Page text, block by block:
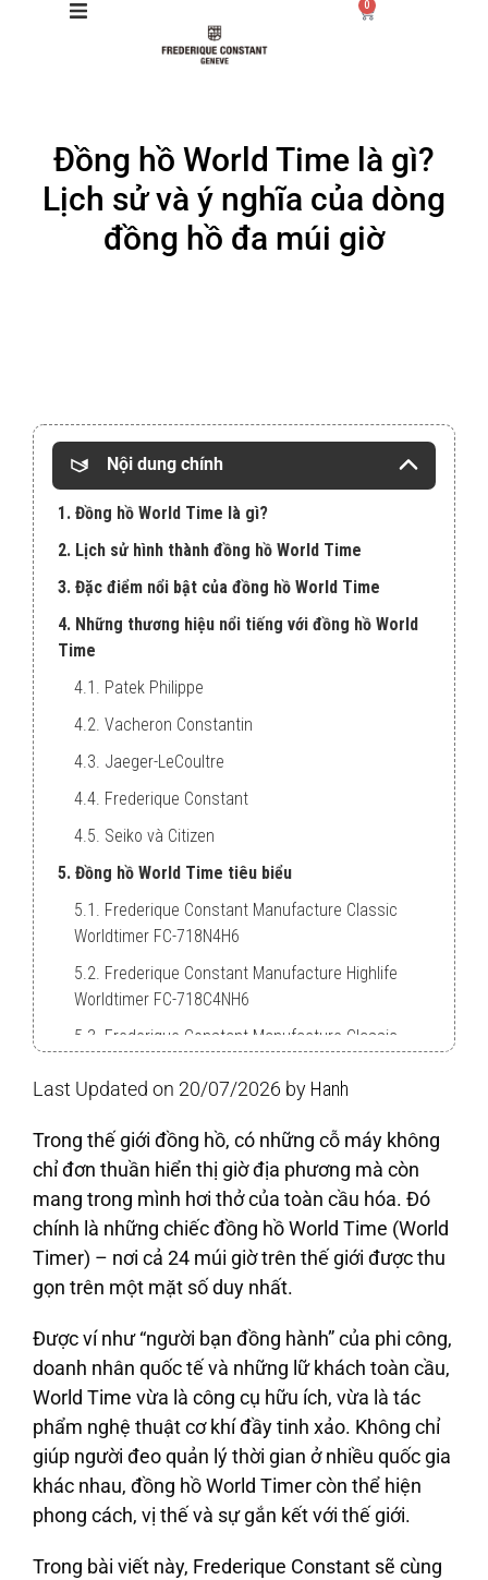
Manufacture
0
Đồng hồ World Time là gì?
Lịch sử và ý nghĩa của dòng
đồng hồ đa múi giờ
Nội dung chính
1. Đồng hồ World Time là gì?
2. Lịch sử hình thành đồng hồ World Time
3. Đặc điểm nổi bật của đồng hồ World Time
4. Những thương hiệu nổi tiếng với đồng hồ World
Time
4.1. Patek Philippe
4.2. Vacheron Constantin
4.3. Jaeger-LeCoultre
4.4. Frederique Constant
4.5. Seiko và Citizen
5. Đồng hồ World Time tiêu biểu
5.1. Frederique Constant Manufacture Classic
Worldtimer FC-718N4H6
5.2. Frederique Constant Manufacture Highlife
Worldtimer FC-718C4NH6
5.3. Frederique Constant Manufacture Classic
5.4. Frederique Constant Manufacture Classic
Worldtimer FC-718WM4H4
5.5. Frederique Constant Manufacture Classic
Worldtimer FC-718KWM4H6
Last Updated on 20/07/2026 by Hanh
Trong thế giới đồng hồ, có những cỗ máy không
chỉ đơn thuần hiển thị giờ địa phương mà còn
mang trong mình hơi thở của toàn cầu hóa. Đó
chính là những chiếc đồng hồ World Time (World
Timer) – nơi cả 24 múi giờ trên thế giới được thu
gọn trên một mặt số duy nhất.
Được ví như “người bạn đồng hành” của phi công,
doanh nhân quốc tế và những lữ khách toàn cầu,
World Time vừa là công cụ hữu ích, vừa là tác
phẩm nghệ thuật cơ khí đầy tinh xảo. Không chỉ
giúp người đeo quản lý thời gian ở nhiều quốc gia
khác nhau, đồng hồ World Timer còn thể hiện
phong cách, vị thế và sự gắn kết với thế giới.
Trong bài viết này, Frederique Constant sẽ cùng